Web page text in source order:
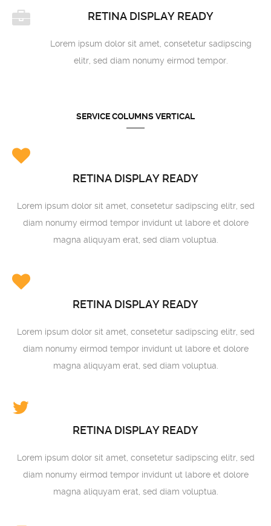
RETINA DISPLAY READY
Lorem ipsum dolor sit amet, consetetur sadipscing
elitr, sed diam nonumy eirmod tempor.
SERVICE COLUMNS VERTICAL
RETINA DISPLAY READY
Lorem ipsum dolor sit amet, consetetur sadipscing elitr, sed
diam nonumy eirmod tempor invidunt ut labore et dolore
magna aliquyam erat, sed diam voluptua.
RETINA DISPLAY READY
Lorem ipsum dolor sit amet, consetetur sadipscing elitr, sed
diam nonumy eirmod tempor invidunt ut labore et dolore
magna aliquyam erat, sed diam voluptua.
RETINA DISPLAY READY
Lorem ipsum dolor sit amet, consetetur sadipscing elitr, sed
diam nonumy eirmod tempor invidunt ut labore et dolore
magna aliquyam erat, sed diam voluptua.